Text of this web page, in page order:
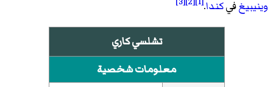
وينيبيغفيكندا.
تشلسي كاري
معلومات شخصية